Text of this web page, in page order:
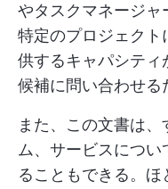
やタスクマネージャ
特定のプロジェクト
供するキャパシティ
候補に問い合わせる
また、この文書は
ム、サービスにつ
ることもできる。ほ